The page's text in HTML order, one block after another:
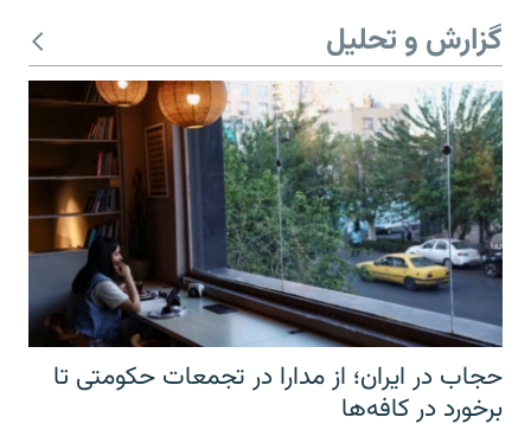
گزارش و تحلیل
حجاب در ایران؛ از مدارا در تجمعات حکومتی تا
برخورد در کافه‌ها